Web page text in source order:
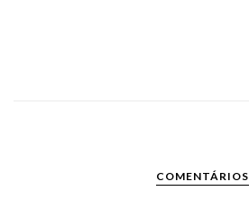
COMENTÁRIOS